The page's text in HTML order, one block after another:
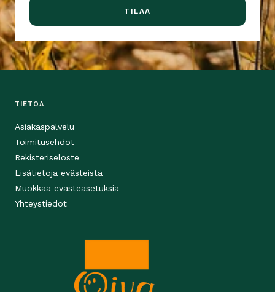
TILAA
TIETOA
Asiakaspalvelu
Toimitusehdot
Rekisteriseloste
Lisätietoja evästeistä
Muokkaa evästeasetuksia
Yhteystiedot